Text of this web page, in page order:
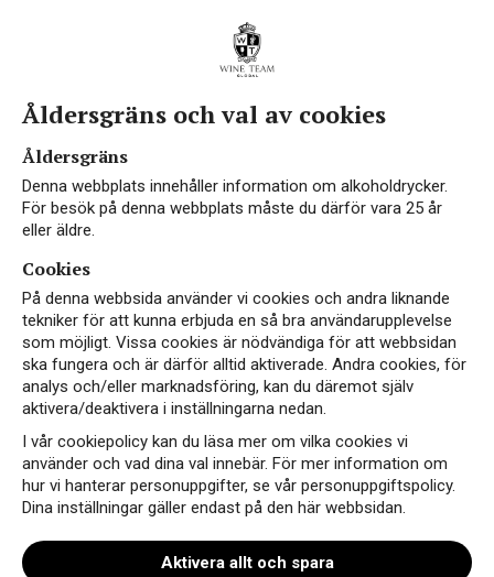
Vin från Monferrato DOC
Monferrato tillhör Piemontes mest respekterade
vinområden, känt för sina böljande kullar och
varierade mikroklimat som ger druvorna
exceptionell karaktär. Området har beteckningen
DOC – Denominazione di Origine Controllata –
en italiensk kvalitetsklassificering som
garanterar vinets ursprung, druvsort och
traditionella framställningsmetoder.
Ursprungsbeteckningen etablerades år 1994 och
omfattar ett brett område i provinserna Asti och
Åldersgräns och val av cookies
Åldersgräns
Denna webbplats innehåller information om alkoholdrycker.
För besök på denna webbplats måste du därför vara 25 år
eller äldre.
Cookies
På denna webbsida använder vi cookies och andra liknande
tekniker för att kunna erbjuda en så bra användarupplevelse
som möjligt. Vissa cookies är nödvändiga för att webbsidan
ska fungera och är därför alltid aktiverade. Andra cookies, för
analys och/eller marknadsföring, kan du däremot själv
aktivera/deaktivera i inställningarna nedan.
I vår cookiepolicy kan du läsa mer om vilka cookies vi
använder och vad dina val innebär. För mer information om
hur vi hanterar personuppgifter, se vår personuppgiftspolicy.
Dina inställningar gäller endast på den här webbsidan.
Aktivera allt och spara